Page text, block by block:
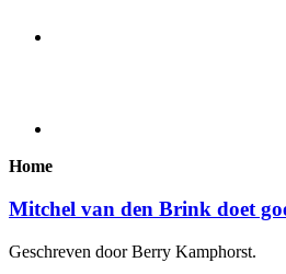
Home
Mitchel van den Brink doet
Geschreven door Berry Kamphorst.